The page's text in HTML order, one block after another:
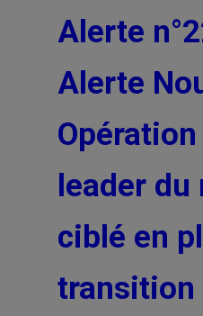
Alerte
Alerte
Opération
leader
ciblé en
transition